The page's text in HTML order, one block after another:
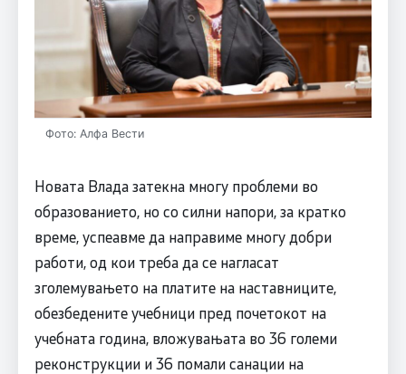
Фото: Алфа Вести
Новата Влада затекна многу проблеми во
образованието, но со силни напори, за кратко
време, успеавме да направиме многу добри
работи, од кои треба да се нагласат
зголемувањето на платите на наставниците,
обезбедените учебници пред почетокот на
учебната година, вложувањата во 36 големи
реконструкции и 36 помали санации на